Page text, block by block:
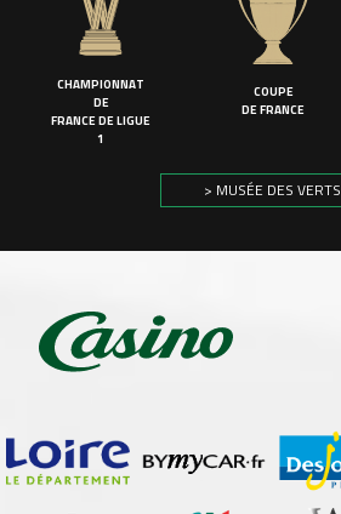
CHAMPIONNAT
DE
FRANCE DE LIGUE
1
COUPE
DE FRANCE
> MUSÉE DES VERTS